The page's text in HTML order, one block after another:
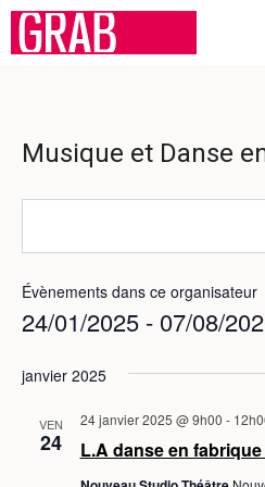
Aller
Musique et Danse
Évènements dans ce organisateur
24/01/2025 - 07/08/
é
janvier 2025
VEN
24 L.A danse en fabrique
24 janvier 2025 @ 9h00 -